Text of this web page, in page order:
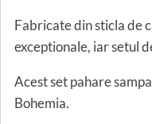
Fabricate din sticla de
exceptionale, iar setul
Acest set pahare
Bohemia.